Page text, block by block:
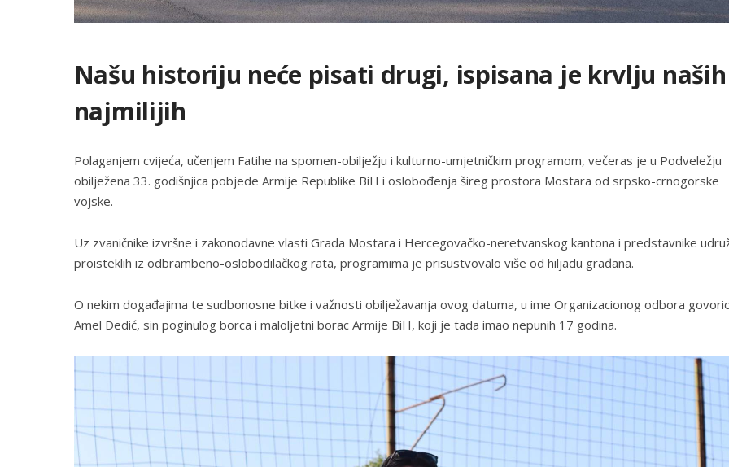
Našu historiju neće pisati drugi, ispisana je krvlju naših
najmilijih
Polaganjem cvijeća, učenjem Fatihe na spomen-obilježju i kulturno-umjetničkim programom, večeras je u Podveležju
obilježena 33. godišnjica pobjede Armije Republike BiH i oslobođenja šireg prostora Mostara od srpsko-crnogorske
vojske.
Uz zvaničnike izvršne i zakonodavne vlasti Grada Mostara i Hercegovačko-neretvanskog kantona i predstavnike
proisteklih iz odbrambeno-oslobodilačkog rata, programima je prisustvovalo više od hiljadu građana.
O nekim događajima te sudbonosne bitke i važnosti obilježavanja ovog datuma, u ime Organizacionog odbora
Amel Dedić, sin poginulog borca i maloljetni borac Armije BiH, koji je tada imao nepunih 17 godina.